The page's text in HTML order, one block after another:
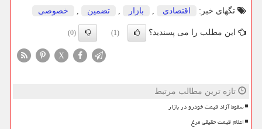
تگهای خبر:
اقتصادی , بازار , تضمین , خصوصی
این مطلب را می پسندید؟ (1)
(0)
X
تازه ترین مطالب مرتبط
سقوط آزاد قیمت خودرو در بازار
اعلام قیمت حقیقی مرغ